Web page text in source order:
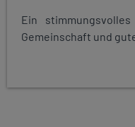
Ein
Gemeinschaft und